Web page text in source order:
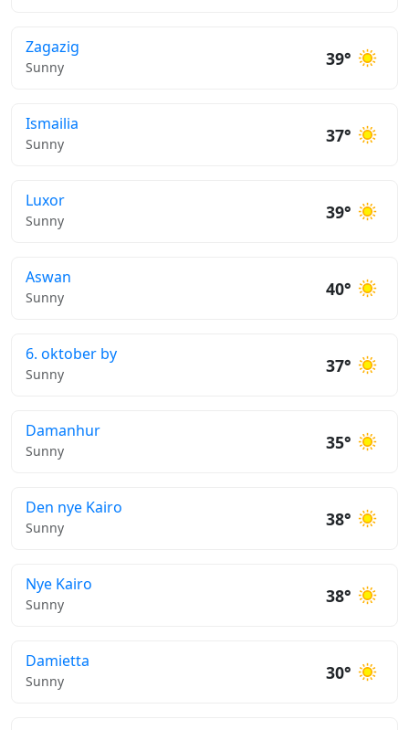
Zagazig
Sunny 39°
Ismailia
Sunny 37°
Luxor
Sunny 39°
Aswan
Sunny 40°
6. oktober by
Sunny 37°
Damanhur
Sunny 35°
Den nye Kairo
Sunny 38°
Nye Kairo
Sunny 38°
Damietta
Sunny 30°